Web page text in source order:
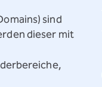
sind
dieser mit